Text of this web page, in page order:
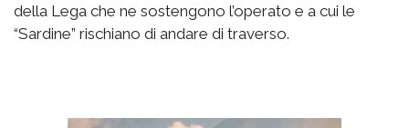
della Lega che ne sostengono l’operato e a cui le
“Sardine” rischiano di andare di traverso.